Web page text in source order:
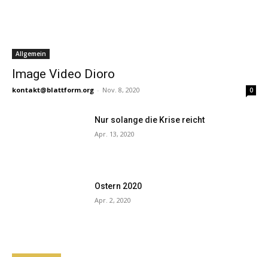
Allgemein
Image Video Dioro
kontakt@blattform.org - Nov. 8, 2020 0
Nur solange die Krise reicht
Apr. 13, 2020
Ostern 2020
Apr. 2, 2020